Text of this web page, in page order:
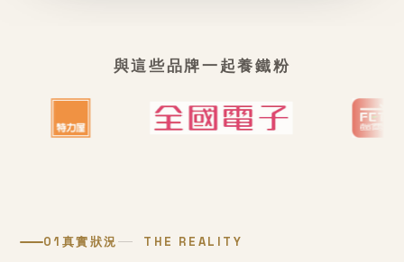
與這些品牌一起養鐵粉
01 真實狀況 THE REALITY